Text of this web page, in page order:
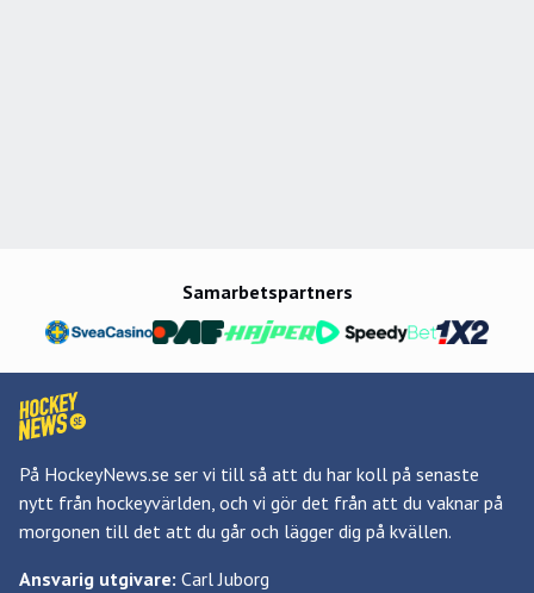
Samarbetspartners
På HockeyNews.se ser vi till så att du har koll på senaste
nytt från hockeyvärlden, och vi gör det från att du vaknar på
morgonen till det att du går och lägger dig på kvällen.
Ansvarig utgivare: Carl Juborg